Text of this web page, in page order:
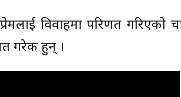
विवाहमा परिणत
गरेकी हुन् ।